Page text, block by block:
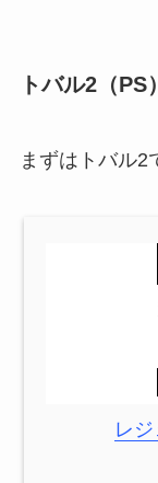
トバル2（PS）
まずはトバル2
レ